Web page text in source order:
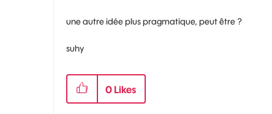
une autre idée plus pragmatique, peut être ?
suhy
0 Likes